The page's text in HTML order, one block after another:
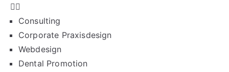
Consulting
Corporate Praxisdesign
Webdesign
Dental Promotion